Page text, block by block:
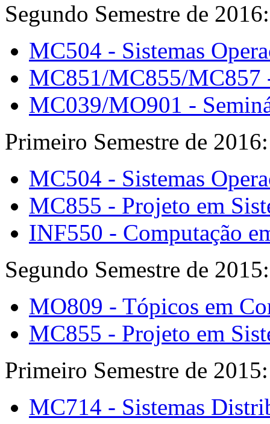
Segundo Semestre de 2016:
MC504 - Sistemas
MC851/MC855/MC857
MC039/MO901 -
Primeiro Semestre de 2016:
MC504 - Sistemas
MC855 - Projeto em
INF550 - Computação
Segundo Semestre de 2015:
MO809 - Tópicos em
MC855 - Projeto em
Primeiro Semestre de 2015:
MC714 - Sistemas